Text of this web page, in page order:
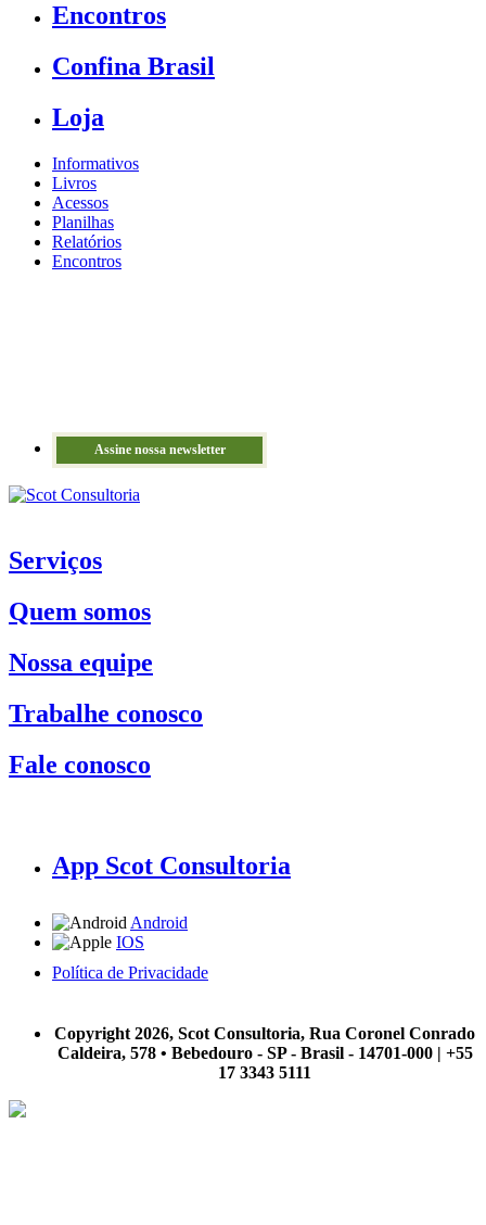
Encontros
Confina Brasil
Loja
Informativos
Livros
Acessos
Planilhas
Relatórios
Encontros
Assine nossa newsletter
Serviços
Quem somos
Nossa equipe
Trabalhe conosco
Fale conosco
App Scot Consultoria
Android
IOS
Política de Privacidade
Copyright 2026, Scot Consultoria, Rua Coronel Conrado
Caldeira, 578 • Bebedouro - SP - Brasil - 14701-000 | +55
17 3343 5111